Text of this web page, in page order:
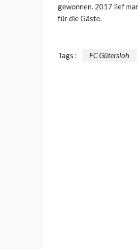
gewonnen. 2017 lief
für die Gäste.
Tags : FC Gütersloh